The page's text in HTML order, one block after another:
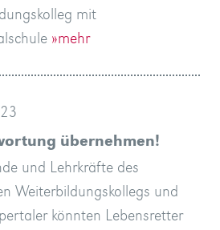
mit
»mehr
übernehmen!
und Lehrkräfte des
Weiterbildungskollegs und
könnten Lebensretter